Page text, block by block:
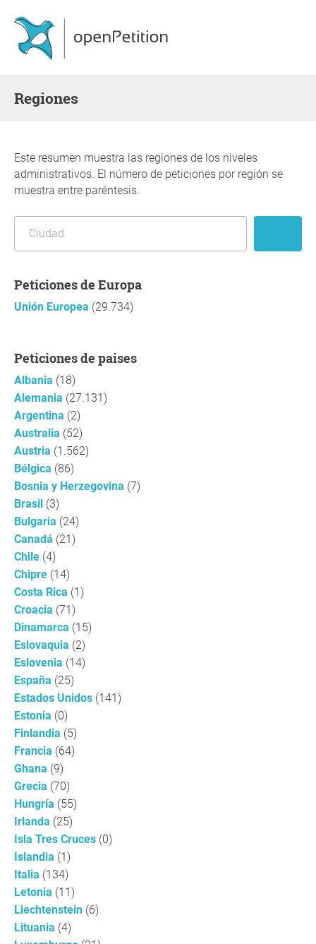
Regiones
Este resumen muestra las regiones de los niveles
administrativos. El número de peticiones por región se
muestra entre paréntesis.
Peticiones de Europa
Unión Europea (29.734)
Peticiones de paises
Albania (18)
Alemania (27.131)
Argentina (2)
Australia (52)
Austria (1.562)
Bélgica (86)
Bosnia y Herzegovina (7)
Brasil (3)
Bulgaria (24)
Canadá (21)
Chile (4)
Chipre (14)
Costa Rica (1)
Croacia (71)
Dinamarca (15)
Eslovaquia (2)
Eslovenia (14)
España (25)
Estados Unidos (141)
Estonia (0)
Finlandia (5)
Francia (64)
Ghana (9)
Grecia (70)
Hungría (55)
Irlanda (25)
Isla Tres Cruces (0)
Islandia (1)
Italia (134)
Letonia (11)
Liechtenstein (6)
Lituania (4)